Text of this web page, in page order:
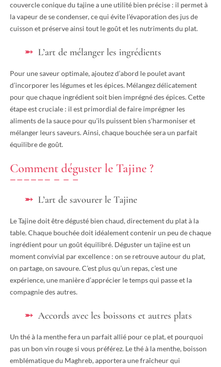
couvercle conique du tajine a une utilité bien précise : il permet à
la vapeur de se condenser, ce qui évite l’évaporation des jus de
cuisson et préserve ainsi tout le goût et les nutriments du plat.
L’art de mélanger les ingrédients
Pour une saveur optimale, ajoutez d’abord le poulet avant
d’incorporer les légumes et les épices. Mélangez délicatement
pour que chaque ingrédient soit bien imprégné des épices. Cette
étape est cruciale : il est primordial de faire imprégner les
aliments de la sauce pour qu’ils puissent bien s’harmoniser et
mélanger leurs saveurs. Ainsi, chaque bouchée sera un parfait
équilibre de goût.
Comment déguster le Tajine ?
L’art de savourer le Tajine
Le Tajine doit être dégusté bien chaud, directement du plat à la
table. Chaque bouchée doit idéalement contenir un peu de chaque
ingrédient pour un goût équilibré. Déguster un tajine est un
moment convivial par excellence : on se retrouve autour du plat,
on partage, on savoure. C’est plus qu’un repas, c’est une
expérience, une manière d’apprécier le temps qui passe et la
compagnie des autres.
Accords avec les boissons et autres plats
Un thé à la menthe fera un parfait allié pour ce plat, et pourquoi
pas un bon vin rouge si vous préférez. Le thé à la menthe, boisson
emblématique du Maghreb, apportera une fraîcheur qui